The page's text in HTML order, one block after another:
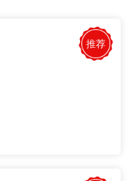
推荐